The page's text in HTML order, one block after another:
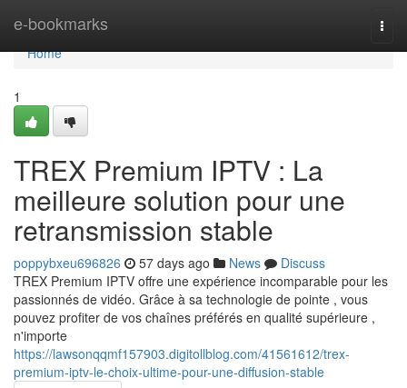
e-bookmarks
Home
Home
1
TREX Premium IPTV : La
meilleure solution pour une
retransmission stable
poppybxeu696826 57 days ago News
Discuss
TREX Premium IPTV offre une expérience incomparable pour les
passionnés de vidéo. Grâce à sa technologie de pointe , vous
pouvez profiter de vos chaînes préférés en qualité supérieure ,
n'importe
https://lawsonqqmf157903.digitollblog.com/41561612/trex-
premium-iptv-le-choix-ultime-pour-une-diffusion-stable